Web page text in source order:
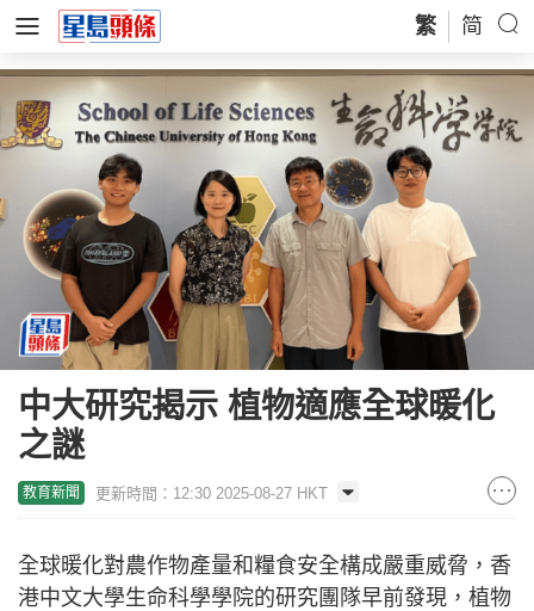
繁 简
中大研究揭示 植物適應全球暖化
之謎
教育新聞 更新時間：12:30 2025-08-27 HKT
全球暖化對農作物產量和糧食安全構成嚴重威脅，香
港中文大學生命科學學院的研究團隊早前發現，植物